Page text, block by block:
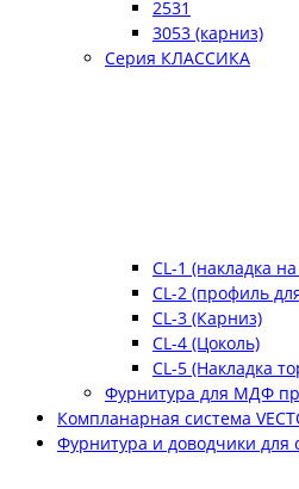
2531
3053 (карниз)
Серия КЛАССИКА
CL-1 (накладка
CL-2 (профиль
CL-3 (Карниз)
CL-4 (Цоколь)
CL-5 (Накладка
Фурнитура для МДФ
Компланарная система
Фурнитура и доводчики для